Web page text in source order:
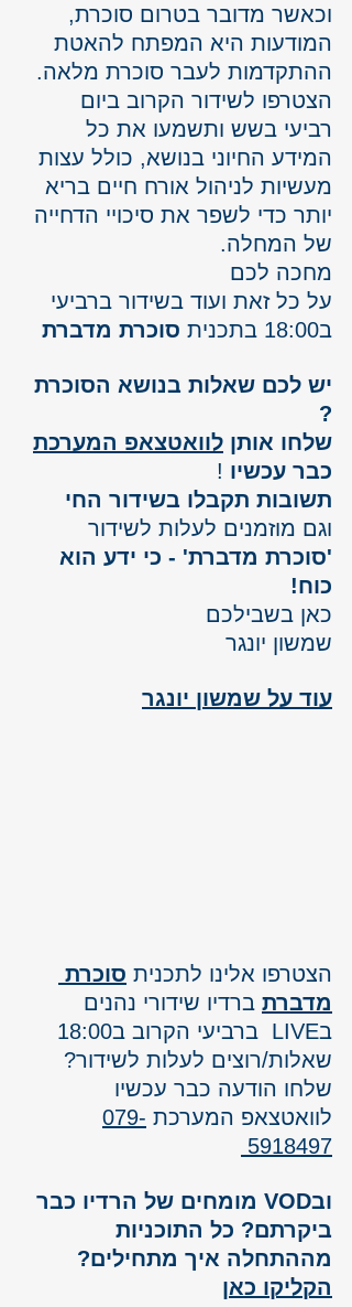
וכאשר מדובר בטרום סוכרת,
המודעות היא המפתח להאטת
ההתקדמות לעבר סוכרת מלאה.
הצטרפו לשידור הקרוב ביום
רביעי בשש ותשמעו את כל
המידע החיוני בנושא, כולל עצות
מעשיות לניהול אורח חיים בריא
יותר כדי לשפר את סיכויי הדחייה
של המחלה.
מחכה לכם
על כל זאת ועוד בשידור ברביעי
ב18:00 בתכנית
סוכרת מדברת
יש לכם שאלות בנושא הסוכרת
?
שלחו אותן לוואטצאפ המערכת
כבר עכשיו !
תשובות תקבלו בשידור החי
וגם מוזמנים לעלות לשידור
'סוכרת מדברת' - כי ידע הוא
כוח!
כאן בשבילכם
שמשון יונגר
עוד על שמשון יונגר
הצטרפו אלינו לתכנית סוכרת
מדברת ברדיו שידורי נהנים
בLIVE  ברביעי הקרוב ב18:00
שאלות/רוצים לעלות לשידור?
שלחו הודעה כבר עכשיו
לוואטצאפ המערכת 079-
5918497
ובVOD מומחים של הרדיו כבר
ביקרתם? כל התוכניות
מההתחלה איך מתחילים?
הקליקו כאן